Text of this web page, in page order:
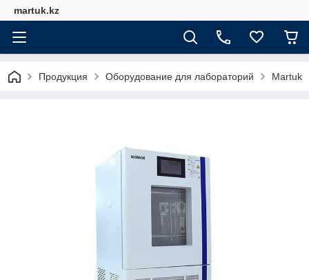
martuk.kz
Продукция Оборудование для лабораторий Martuk